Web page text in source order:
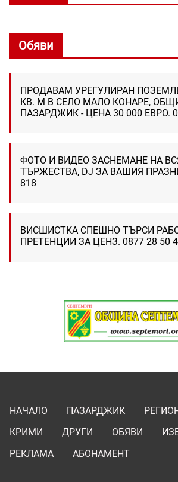
Обяви
ПРОДАВАМ УРЕГУЛИРАН
КВ. М В СЕЛО МАЛО КОНАРЕ,
ПАЗАРДЖИК - ЦЕНА 30 000 ЕВРО.
ФОТО И ВИДЕО ЗАСНЕМАНЕ НА
ТЪРЖЕСТВА, DJ ЗА ВАШИЯ
818
ВИСШИСТКА СПЕШНО ТЪРСИ
ПРЕТЕНЦИИ ЗА ЦЕНЗ. 0877 28 50
НАЧАЛО ПАЗАРДЖИК
КРИМИ
ДРУГИ ОБЯВИ
РЕКЛАМА
АБОНАМЕНТ